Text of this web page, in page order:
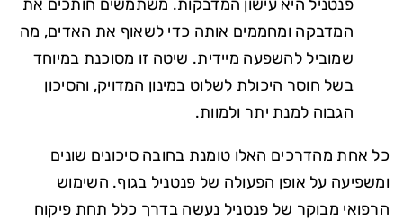
פנטניל היא עישון המדבקות. משתמשים חותכים את
המדבקה ומחממים אותה כדי לשאוף את האדים, מה
שמוביל להשפעה מיידית. שיטה זו מסוכנת במיוחד
בשל חוסר היכולת לשלוט במינון המדויק, והסיכון
הגבוה למנת יתר ולמוות.
כל אחת מהדרכים האלו טומנת בחובה סיכונים שונים
ומשפיעה על אופן הפעולה של פנטניל בגוף. השימוש
הרפואי מבוקר של פנטניל נעשה בדרך כלל תחת פיקוח